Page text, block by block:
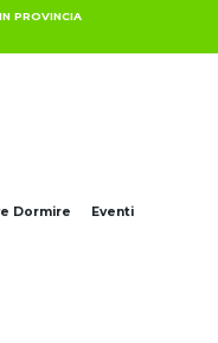
PROVINCIA
Dormire Eventi